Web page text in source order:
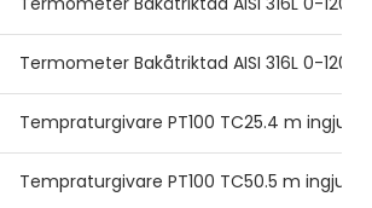
Termometer Bakåtriktad AISI 316L 0-120°C
Tempraturgivare PT100 TC25.4 m
Tempraturgivare PT100 TC50.5 m